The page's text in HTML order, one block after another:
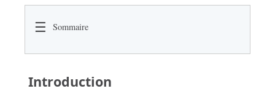
☰ Sommaire
Introduction